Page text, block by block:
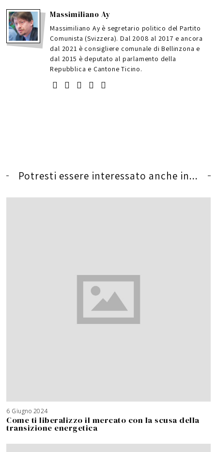
Massimiliano Ay
Massimiliano Ay è segretario politico del Partito
Comunista (Svizzera). Dal 2008 al 2017 e ancora
dal 2021 è consigliere comunale di Bellinzona e
dal 2015 è deputato al parlamento della
Repubblica e Cantone Ticino.
Potresti essere interessato anche in...
6 Giugno 2024
Come ti liberalizzo il mercato con la scusa della
transizione energetica